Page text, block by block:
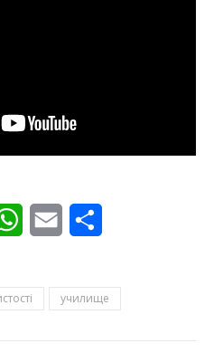
WhatsApp
Email
училище